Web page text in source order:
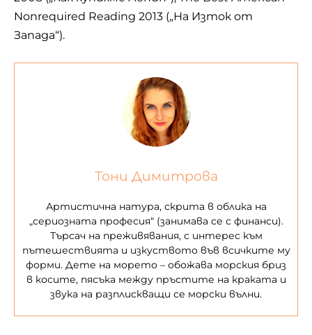
Nonrequired Reading 2013 („На Изток от
Запада“).
Тони Димитрова
Артистична натура, скрита в облика на
„сериозната професия“ (занимава се с финанси).
Търсач на преживявания, с интерес към
пътешествията и изкуството във всичките му
форми. Дете на морето – обожава морския бриз
в косите, пясъка между пръстите на краката и
звука на разплискващи се морски вълни.